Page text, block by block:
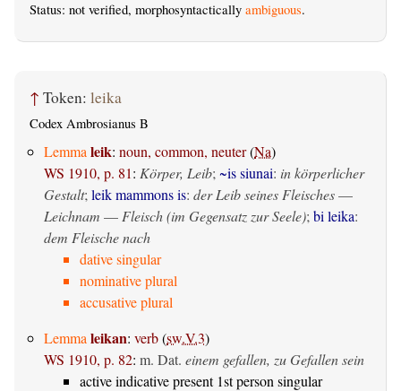
Status: not verified, morphosyntactically ambiguous.
↑ Token: leika
Codex Ambrosianus B
Lemma leik: noun, common, neuter(Na)
WS 1910, p. 81: Körper, Leib; ~is siunai: in körperlicher
Gestalt; leik mammons is: der Leib seines Fleisches—
Leichnam — Fleisch (im Gegensatz zur Seele); bi leika:
dem Fleische nach
dative singular
nominative plural
accusative plural
Lemma leikan: verb(sw.V.3)
WS 1910, p. 82: m. Dat. einem gefallen, zu Gefallen sein
active indicative present 1st person singular